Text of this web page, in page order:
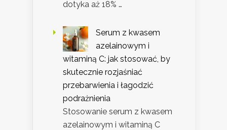
dotyka aż 18% …
Serum z kwasem
azelainowym i
witaminą C: jak stosować, by
skutecznie rozjaśniać
przebarwienia i łagodzić
podrażnienia
Stosowanie serum z kwasem
azelainowym i witaminą C